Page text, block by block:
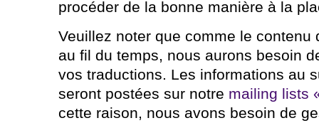
procéder de la bonne manière à la
Veuillez noter que comme le contenu
au fil du temps, nous aurons besoin
vos traductions. Les informations au
seront postées sur notre mailing lists
cette raison, nous avons besoin de